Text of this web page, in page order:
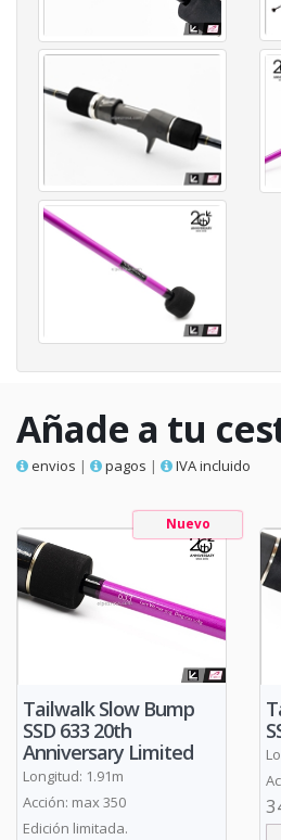
Añade a tu
envios | pagos | IVA incluido
Nuevo
Tailwalk Slow Bump
SSD 633 20th
Anniversary Limited
Longitud: 1.91m
Acción: max 350
Edición limitada.